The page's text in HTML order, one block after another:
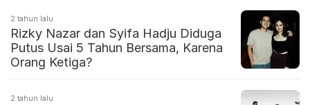
2 tahun lalu
Rizky Nazar dan Syifa Hadju Diduga
Putus Usai 5 Tahun Bersama, Karena
Orang Ketiga?
2 tahun lalu